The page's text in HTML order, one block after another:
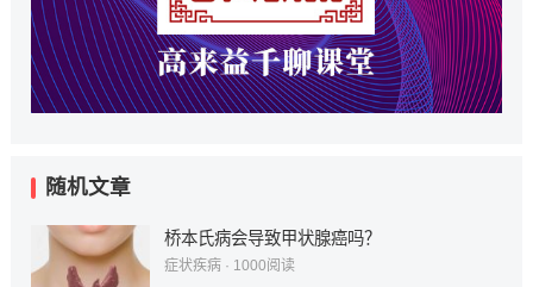
随机文章
桥本氏病会导致甲状腺癌吗？
症状疾病· 1000阅读